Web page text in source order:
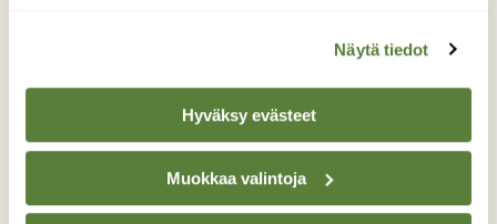
Näytä tiedot
Hyväksy evästeet
Muokkaa valintoja
Kaksin.